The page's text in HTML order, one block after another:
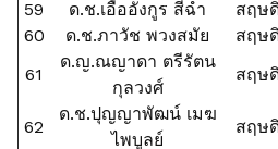
59
ด.ช.เอื้ออังกูร สีฉ่ำ สฤษ
60
ด.ช.ภาวัช พวงสมัย สฤษ
61
ด.ญ.ณญาดา ตรีรัตน
กุลวงศ์
สฤษ
62
ด.ช.ปุญญาพัฒน์ เมฆ
ไพบูลย์
สฤษ